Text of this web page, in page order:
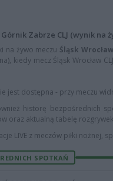
Górnik Zabrze CLJ (wynik na
na żywo meczu Śląsk
kiedy mecz Śląsk Wrocław
jest dostępna - przy meczu
historę bezpośrednich
oraz aktualną tabelę
LIVE z meczów piłki nożnej,
SPOTKAŃ